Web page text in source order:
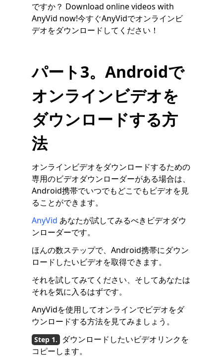
ですか？ Download online videos with
AnyVid now!今すぐAnyVidでオンラインビ
デオをダウンロードしてください！
パート3。Androidで
オンラインビデオを
ダウンロードする方
法
オンラインビデオをダウンロードするための
専用のビデオダウンローダーがある場合は、
Android携帯でいつでもどこでもビデオを見
ることができます。
AnyVid あなたが試してみるべきビデオダウ
ンローダーです。
ほんの数ステップで、Android携帯にダウン
ロードしたいビデオを取得できます。
それを試してみてください、そしてあなたは
それを気に入るはずです。
AnyVidを使用してオンラインでビデオをダ
ウンロードする方法を見てみましょう。
ダウンロードしたいビデオリンクを
コピーします。